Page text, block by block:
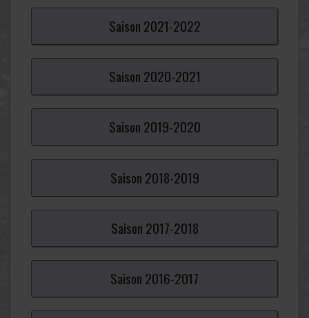
Saison 2021-2022
Saison 2020-2021
Saison 2019-2020
Saison 2018-2019
Saison 2017-2018
Saison 2016-2017